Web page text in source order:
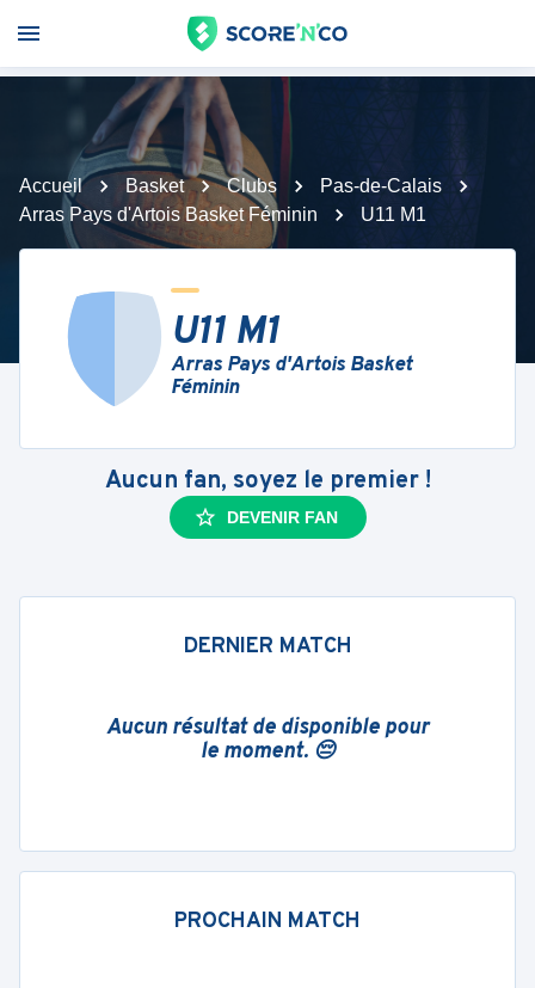
Accueil Basket Clubs
Pas-de-Calais
Arras Pays d'Artois Basket Féminin
U11 M1
U11 M1
Arras Pays d'Artois Basket
Féminin
Aucun fan, soyez le premier !
DEVENIR FAN
DERNIER MATCH
Aucun résultat de disponible pour
le moment. 😔
PROCHAIN MATCH